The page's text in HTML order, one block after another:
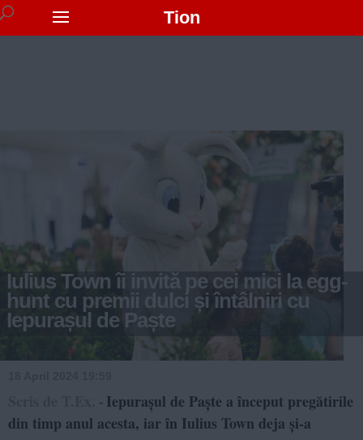
Tion
Iulius Town îi invită pe cei mici la egg-
hunt cu premii dulci și întâlniri cu
Iepurașul de Paște
- Iepurașul de Paște a început pregătirile
din timp anul acesta, iar în Iulius Town deja și-a